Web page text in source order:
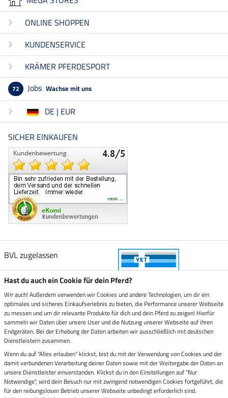
ONLINE SHOPPEN
KUNDENSERVICE
KRÄMER PFERDESPORT
72 Jobs Wachse mit uns
DE | EUR
SICHER EINKAUFEN
BVL zugelassen
Zustellung durch
Sicher bezahlen mit
Rechnung Vorkasse
Impressum
Hast du auch ein Cookie für dein Pferd?
Wir auch! Außerdem verwenden wir Cookies und andere Technologien, um dir ein
optimales und sicheres Einkaufserlebnis zu bieten, die Performance unserer Webseite
zu messen und um dir relevante Produkte für dich und dein Pferd zu zeigen! Hierfür
sammeln wir Daten über unsere User und die Nutzung unserer Webseite auf ihren
Endgeräten. Bei der Erhebung der Daten arbeiten wir ausschließlich mit deutschen
Dienstleistern zusammen.
Wenn du auf "Alles erlauben" klickst, bist du mit der Verwendung von Cookies und der
damit verbundenen Verarbeitung deiner Daten sowie mit der Weitergabe der Daten an
unsere Dienstleister einverstanden. Klickst du in den Einstellungen auf "Nur
Notwendige", wird dein Besuch nur mit zwingend notwendigen Cookies fortgeführt, die
für den reibungslosen Betrieb unserer Webseite unbedingt erforderlich sind.